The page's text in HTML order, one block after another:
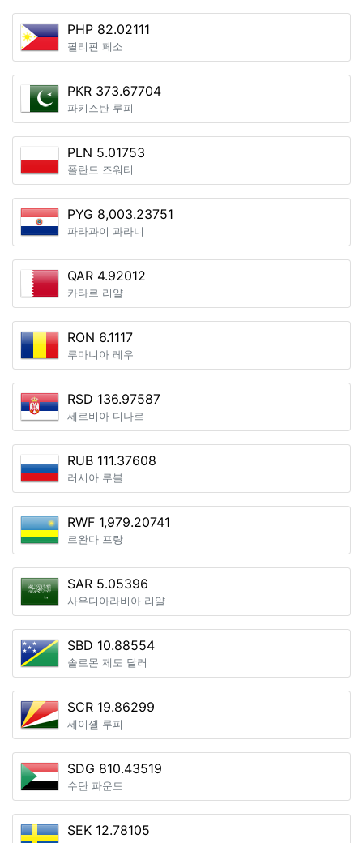
PHP 82.02111
필리핀 페소
PKR 373.67704
파키스탄 루피
PLN 5.01753
폴란드 즈워티
PYG 8,003.23751
파라과이 과라니
QAR 4.92012
카타르 리얄
RON 6.1117
루마니아 레우
RSD 136.97587
세르비아 디나르
RUB 111.37608
러시아 루블
RWF 1,979.20741
르완다 프랑
SAR 5.05396
사우디아라비아 리얄
SBD 10.88554
솔로몬 제도 달러
SCR 19.86299
세이셸 루피
SDG 810.43519
수단 파운드
SEK 12.78105